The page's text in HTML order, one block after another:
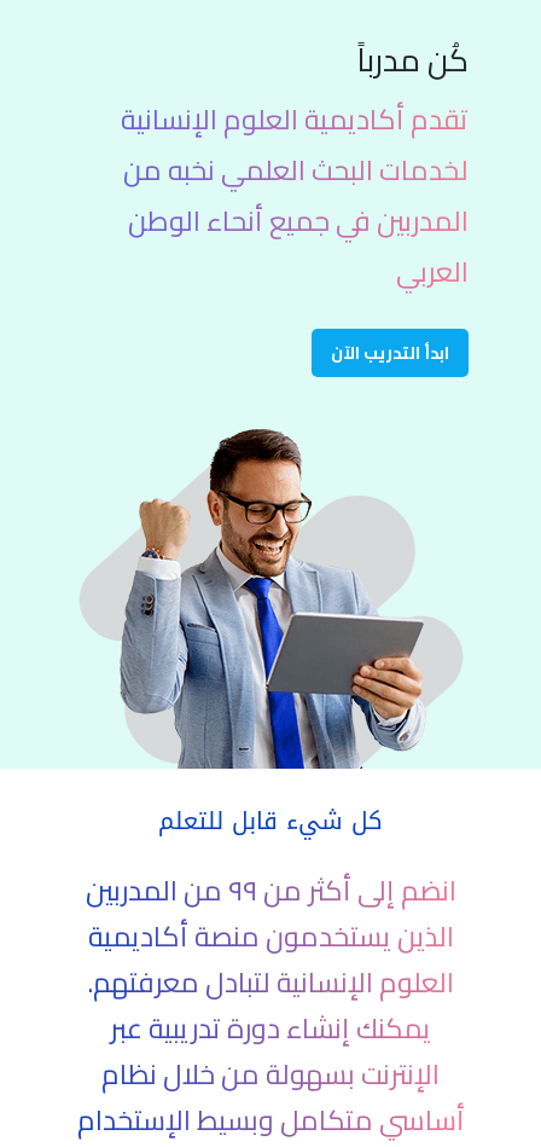
كُن مدرباً
تقدم أكاديمية العلوم الإنسانية
لخدمات البحث العلمي نخبه من
المدربين في جميع أنحاء الوطن
العربي
ابدأ التدريب الآن
كل شيء قابل للتعلم
انضم إلى أكثر من ٩٩ من المدربين
الذين يستخدمون منصة أكاديمية
العلوم الإنسانية لتبادل معرفتهم.
يمكنك إنشاء دورة تدريبية عبر
الإنترنت بسهولة من خلال نظام
أساسي متكامل وبسيط الإستخدام